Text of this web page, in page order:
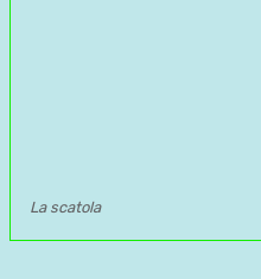
La scatola